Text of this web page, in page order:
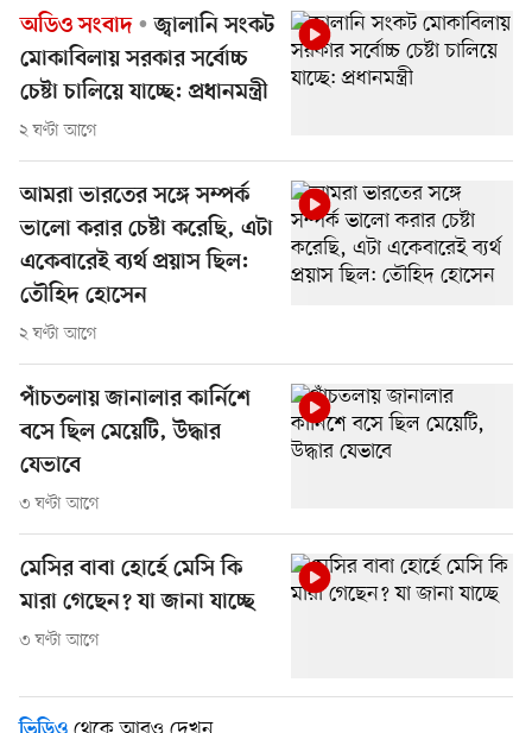
অডিও সংবাদ
জ্বালানি সংকট
মোকাবিলায় সরকার সর্বোচ্চ
চেষ্টা চালিয়ে যাচ্ছে: প্রধানমন্ত্রী
২ ঘণ্টা আগে
আমরা ভারতের সঙ্গে সম্পর্ক
ভালো করার চেষ্টা করেছি, এটা
একেবারেই ব্যর্থ প্রয়াস ছিল:
তৌহিদ হোসেন
২ ঘণ্টা আগে
পাঁচতলায় জানালার কার্নিশে
বসে ছিল মেয়েটি, উদ্ধার
যেভাবে
৩ ঘণ্টা আগে
মেসির বাবা হোর্হে মেসি কি
মারা গেছেন? যা জানা যাচ্ছে
৩ ঘণ্টা আগে